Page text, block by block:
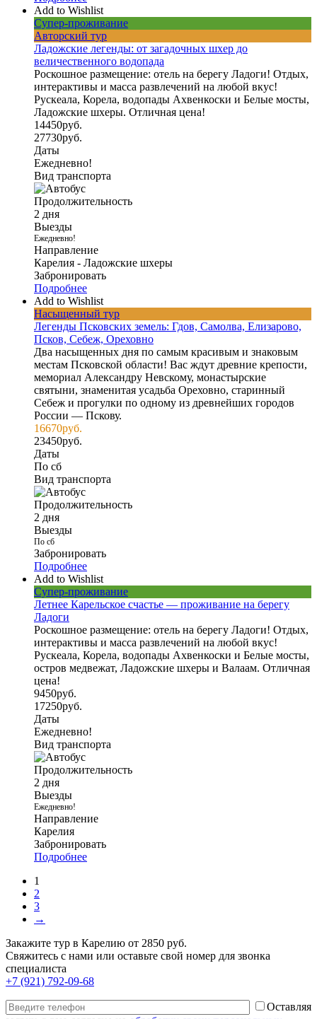
Add to Wishlist
Супер-проживание
Авторский тур
Ладожские легенды: от загадочных шхер до
величественного водопада
Роскошное размещение: отель на берегу Ладоги! Отдых,
интерактивы и масса развлечений на любой вкус!
Рускеала, Корела, водопады Ахвенкоски и Белые мосты,
Ладожские шхеры. Отличная цена!
14450руб.
27730руб.
Даты
Ежедневно!
Вид транспорта
Продолжительность
2 дня
Выезды
Ежедневно!
Направление
Карелия - Ладожские шхеры
Забронировать
Подробнее
Add to Wishlist
Насыщенный тур
Легенды Псковских земель: Гдов, Самолва, Елизарово,
Псков, Себеж, Ореховно
Два насыщенных дня по самым красивым и знаковым
местам Псковской области! Вас ждут древние крепости,
мемориал Александру Невскому, монастырские
святыни, знаменитая усадьба Ореховно, старинный
Себеж и прогулки по одному из древнейших городов
России — Пскову.
16670руб.
23450руб.
Даты
По сб
Вид транспорта
Продолжительность
2 дня
Выезды
По сб
Забронировать
Подробнее
Add to Wishlist
Супер-проживание
Летнее Карельское счастье — проживание на берегу
Ладоги
Роскошное размещение: отель на берегу Ладоги! Отдых,
интерактивы и масса развлечений на любой вкус!
Рускеала, Корела, водопады Ахвенкоски и Белые мосты,
остров медвежат, Ладожские шхеры и Валаам. Отличная
цена!
9450руб.
17250руб.
Даты
Ежедневно!
Вид транспорта
Продолжительность
2 дня
Выезды
Ежедневно!
Направление
Карелия
Забронировать
Подробнее
1
2
3
→
Закажите тур в Карелию от 2850 руб.
Свяжитесь с нами или оставьте свой номер для звонка
специалиста
+7 (921) 792-09-68
Оставляя